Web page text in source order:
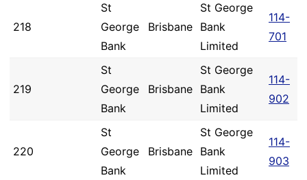
218
St
George
Bank
Brisbane
St George
Bank
Limited
114-
701
219
St
George
Bank
Brisbane
St George
Bank
Limited
114-
902
220
St
George
Bank
Brisbane
St George
Bank
Limited
114-
903